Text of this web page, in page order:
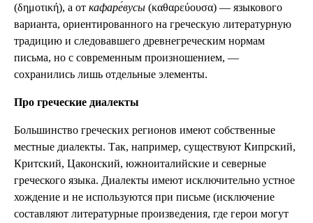
(δημοτική), а от кафаре́вусы (καθαρεύουσα) — языкового
варианта, ориентированного на греческую литературную
традицию и следовавшего древнегреческим нормам
письма, но с современным произношением, —
сохранились лишь отдельные элементы.
Про греческие диалекты
Большинство греческих регионов имеют собственные
местные диалекты. Так, например, существуют Кипрский,
Критский, Цаконский, южноиталийские и северные
греческого языка. Диалекты имеют исключительно устное
хождение и не используются при письме (исключение
составляют литературные произведения, где герои могут